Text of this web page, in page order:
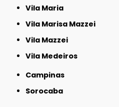
Vila Maria
Vila Marisa Mazzei
Vila Mazzei
Vila Medeiros
Campinas
Sorocaba